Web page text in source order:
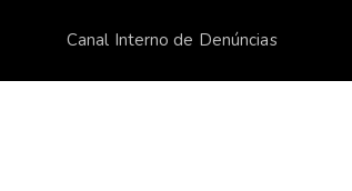
Canal Interno de Denúncias